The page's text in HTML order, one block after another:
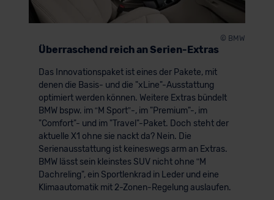
© BMW
Überraschend reich an Serien-Extras
Das Innovationspaket ist eines der Pakete, mit
denen die Basis- und die "xLine"-Ausstattung
optimiert werden können. Weitere Extras bündelt
BMW bspw. im “M Sport”-, im "Premium"-, im
"Comfort"- und im "Travel"-Paket. Doch steht der
aktuelle X1 ohne sie nackt da? Nein. Die
Serienausstattung ist keineswegs arm an Extras.
BMW lässt sein kleinstes SUV nicht ohne ʺM
Dachreling", ein Sportlenkrad in Leder und eine
Klimaautomatik mit 2-Zonen-Regelung auslaufen.